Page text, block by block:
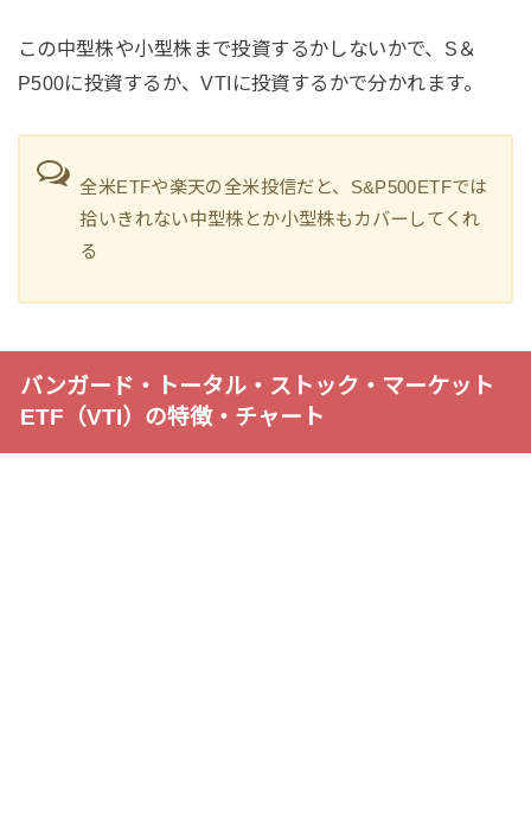
この中型株や小型株まで投資するかしないかで、S＆
P500に投資するか、VTIに投資するかで分かれます。
全米ETFや楽天の全米投信だと、S&P500ETFでは
拾いきれない中型株とか小型株もカバーしてくれ
る
バンガード・トータル・ストック・マーケット
ETF（VTI）の特徴・チャート